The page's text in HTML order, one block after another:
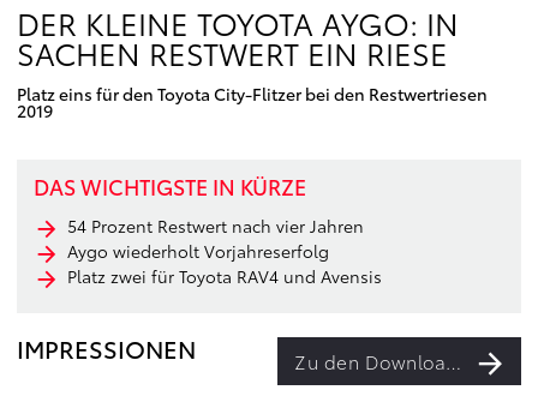
DER KLEINE TOYOTA AYGO: IN
SACHEN RESTWERT EIN RIESE
Platz eins für den Toyota City-Flitzer bei den Restwertriesen
2019
DAS WICHTIGSTE IN KÜRZE
54 Prozent Restwert nach vier Jahren
Aygo wiederholt Vorjahreserfolg
Platz zwei für Toyota RAV4 und Avensis
IMPRESSIONEN Zu den Downloads